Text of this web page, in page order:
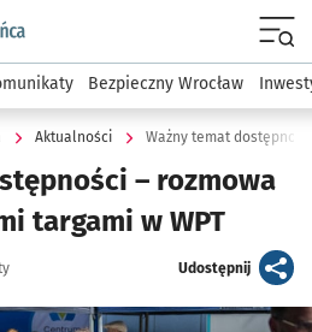
podserwis: Dla mieszkańca
Bezpieczny Wrocław
Aktualności Ważny temat
– rozmowa
targami w WPT
Udostępnijartykuł